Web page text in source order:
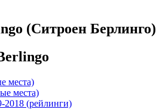
(Ситроен Берлинго)
места)
места)
2018 (рейлинги)